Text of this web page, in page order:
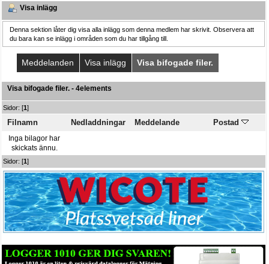
Visa inlägg
Denna sektion låter dig visa alla inlägg som denna medlem har skrivit. Observera att
du bara kan se inlägg i områden som du har tillgång till.
Meddelanden Visa inlägg Visa bifogade filer.
Visa bifogade filer. - 4elements
Sidor: [1]
Filnamn Nedladdningar Meddelande Postad
Inga bilagor har
skickats ännu.
Sidor: [1]